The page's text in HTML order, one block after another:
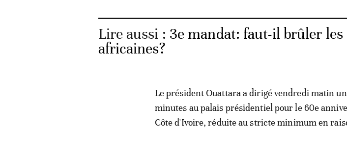
Lire aussi : 3e mandat: faut-il brûler
africaines?
Le président Ouattara a dirigé vendredi matin
minutes au palais présidentiel pour le 60e
Côte d'Ivoire, réduite au stricte minimum en